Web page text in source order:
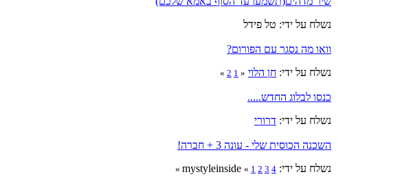
נשלח על ידי: טל פידל
וואו מה נסגר עם הפורום?
נשלח על ידי: חן הלוי «
1
2
»
כנסו לבלוג החדש.....
נשלח על ידי: דרורי
השכנה הכוסית שלי - עונה 3 + חברה!
נשלח על ידי: mystyleinside
« 1 2 3 4
»